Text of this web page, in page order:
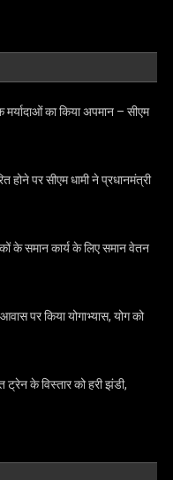
का किया अपमान – सीएम
होने पर सीएम धामी ने प्रधानमंत्री
के समान कार्य के लिए समान वेतन
पर किया योगाभ्यास, योग को
ट्रेन के विस्तार को हरी झंडी,